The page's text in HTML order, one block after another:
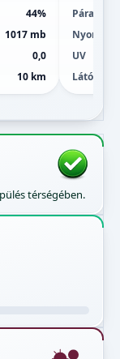
44%
1017 mb
0,0
10 km
Páratart.
Nyomás
UV
Látótáv
térségében.